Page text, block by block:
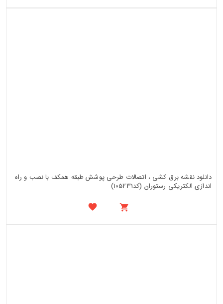
دانلود نقشه برق کشی ، اتصالات طرحی پوشش طبقه همکف با نصب و راه
اندازی الکتریکی رستوران (کد105231)